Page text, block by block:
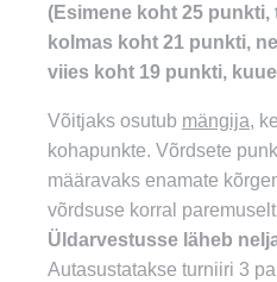
(Esimene koht 25
kolmas koht 21 punkti,
viies koht 19 punkti,
Võitjaks osutub mängija,
kohapunkte. Võrdsete
määravaks enamate
võrdsuse korral
Üldarvestusse läheb
Autasustatakse turniiri 3